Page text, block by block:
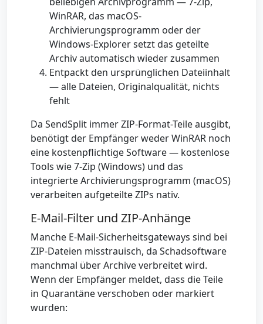
WinRAR, das macOS-
Archivierungsprogramm oder der
Windows-Explorer setzt das geteilte
Archiv automatisch wieder zusammen
Entpackt den ursprünglichen Dateiinhalt
— alle Dateien, Originalqualität, nichts
fehlt
Da SendSplit immer ZIP-Format-Teile ausgibt,
benötigt der Empfänger weder WinRAR noch
eine kostenpflichtige Software — kostenlose
Tools wie 7-Zip (Windows) und das
integrierte Archivierungsprogramm (macOS)
verarbeiten aufgeteilte ZIPs nativ.
E-Mail-Filter und ZIP-Anhänge
Manche E-Mail-Sicherheitsgateways sind bei
ZIP-Dateien misstrauisch, da Schadsoftware
manchmal über Archive verbreitet wird.
Wenn der Empfänger meldet, dass die Teile
in Quarantäne verschoben oder markiert
wurden: